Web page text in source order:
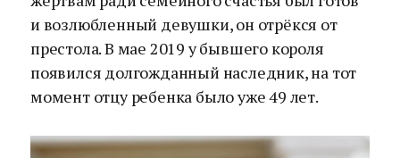
и возлюбленный девушки, он отрёкся от
престола. В мае 2019 у бывшего короля
появился долгожданный наследник, на тот
момент отцу ребенка было уже 49 лет.